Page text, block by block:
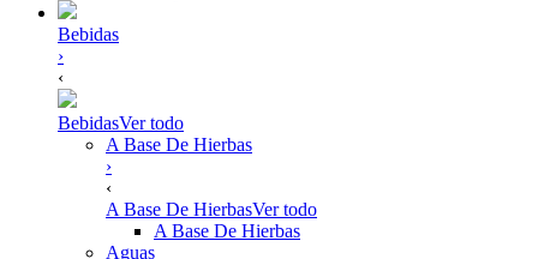
Bebidas
›
‹
BebidasVer todo
A Base De Hierbas
›
‹
A Base De HierbasVer todo
A Base De Hierbas
Aguas